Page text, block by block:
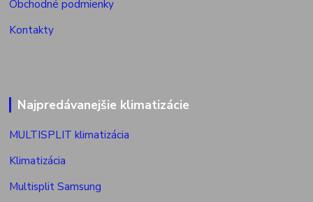
Obchodné podmienky
Kontakty
Najpredávanejšie klimatizácie
MULTISPLIT klimatizácia
Klimatizácia
Multisplit Samsung